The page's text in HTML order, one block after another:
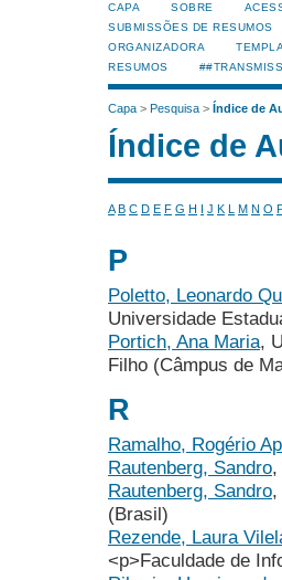
CAPA SOBRE
SUBMISSÕES DE RESUMOS
ORGANIZADORA
RESUMOS
Capa > Pesquisa > Índice de
Índice de
A B C D E F G H I J K L M N O
P
Poletto, Leonardo
Universidade
Portich, Ana Maria,
Filho (Câmpus de
R
Ramalho, Rogério
Rautenberg, Sandro,
Rautenberg, Sandro,
(Brasil)
Rezende, Laura
<p>Faculdade de